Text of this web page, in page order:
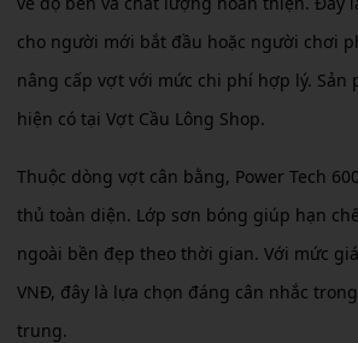
cho người mới bắt đầu hoặc người chơi
nâng cấp vợt với mức chi phí hợp lý. Sản
hiện có tại Vợt Cầu Lông Shop.
Thuộc dòng vợt cân bằng, Power Tech
thủ toàn diện. Lớp sơn bóng giúp hạn
ngoài bền đẹp theo thời gian. Với mức
VNĐ, đây là lựa chọn đáng cân nhắc
trung.